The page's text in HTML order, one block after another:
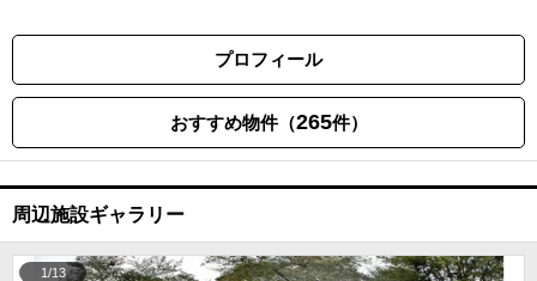
プロフィール
おすすめ物件（265件）
周辺施設ギャラリー
1/13